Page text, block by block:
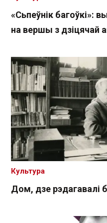
«Сьпеўнік багоўкі»:
на вершы з дзіцячай
Дом, дзе рэдагавалі
Культура